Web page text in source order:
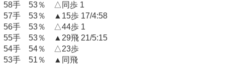
58手 53％ △同歩 1
57手 53％ ▲15歩 17/4:58
56手 53％ △44歩 1
55手 53％ ▲29飛 21/5:15
54手 54％ △23歩
53手 51％ ▲同飛